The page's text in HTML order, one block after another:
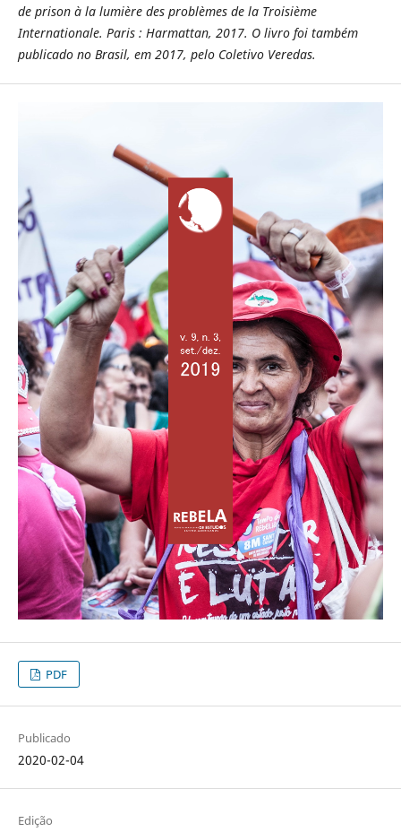
de prison à la lumière des problèmes de la Troisième
Internationale. Paris : Harmattan, 2017. O livro foi também
publicado no Brasil, em 2017, pelo Coletivo Veredas.
PDF
Publicado
2020-02-04
Edição